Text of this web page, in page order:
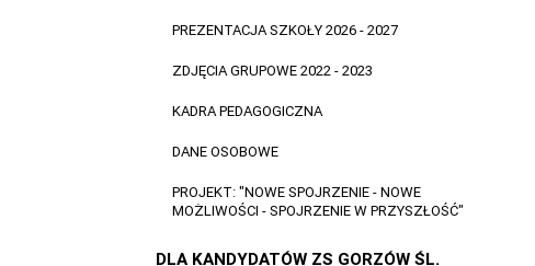
PREZENTACJA SZKOŁY 2026 - 2027
ZDJĘCIA GRUPOWE 2022 - 2023
KADRA PEDAGOGICZNA
DANE OSOBOWE
PROJEKT: "NOWE SPOJRZENIE - NOWE
MOŻLIWOŚCI - SPOJRZENIE W PRZYSZŁOŚĆ"
DLA KANDYDATÓW ZS GORZÓW ŚL.